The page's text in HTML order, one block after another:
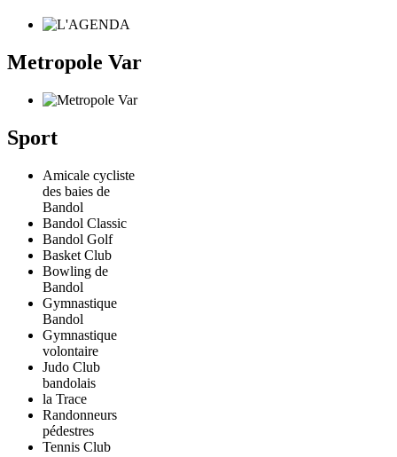
Metropole Var
Sport
Amicale cycliste
des baies de
Bandol
Bandol Classic
Bandol Golf
Basket Club
Bowling de
Bandol
Gymnastique
Bandol
Gymnastique
volontaire
Judo Club
bandolais
la Trace
Randonneurs
pédestres
Tennis Club